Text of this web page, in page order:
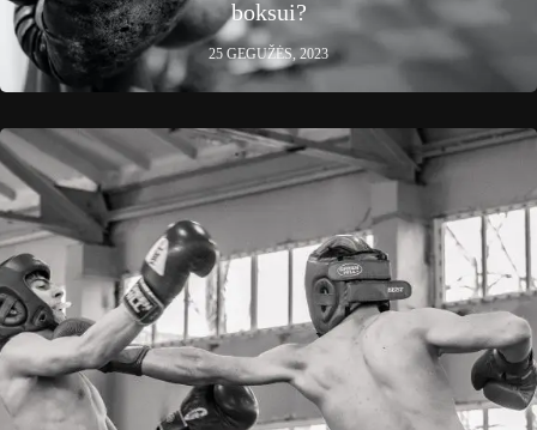
boksui?
25 GEGUŽĖS, 2023